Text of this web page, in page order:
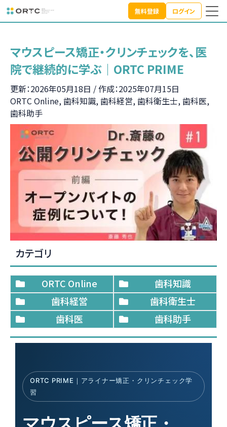
無料登録 ログイン
TOP トピック マウスピース矯正・クリンチェックを、医院で継続的に学ぶ｜
マウスピース矯正・クリンチェックを、医
院で継続的に学ぶ｜ORTC PRIME
更新：2026年05月18日 / 作成：2025年07月15日
ORTC Online, 歯科知識, 歯科経営, 歯科衛生士, 歯科医,
歯科助手
カテゴリ
ORTC Online
歯科知識
歯科経営
歯科衛生士
歯科医
歯科助手
ORTC PRIME｜アライナー矯正・クリンチェック学
習